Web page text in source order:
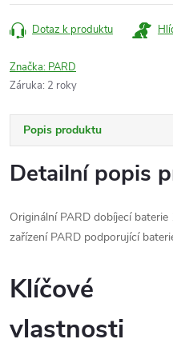
Dotaz k produktu
Značka: PARD
Záruka: 2 roky
Popis produktu
Detailní popis
Originální PARD dobíjecí
zařízení PARD podporující
Klíčové
vlastnosti